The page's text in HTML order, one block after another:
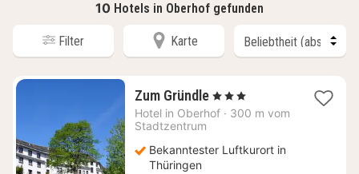
10 Hotels in Oberhof gefunden
Filter Karte
Zum Gründle1
Nacht
€
, 3 Sterne
Hotel in Oberhof · 300 m vom
Stadtzentrum
Bekanntester Luftkurort in
Thüringen